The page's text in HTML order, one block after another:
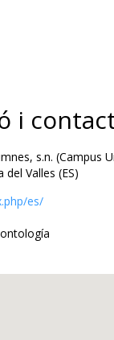
i
s.n. (Campus
Valles (ES)
es/